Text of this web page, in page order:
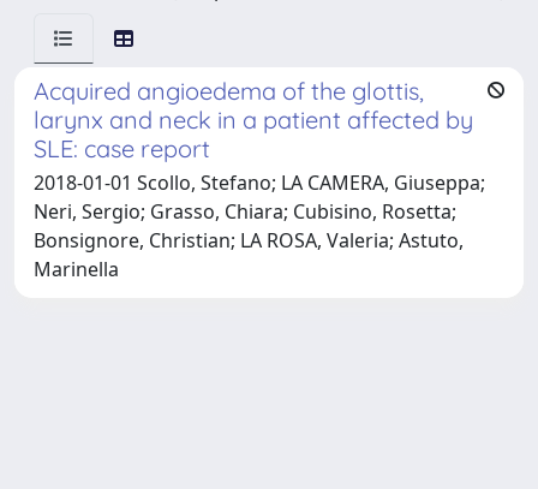
Acquired angioedema of the glottis,
larynx and neck in a patient affected by
SLE: case report
2018-01-01 Scollo, Stefano; LA CAMERA, Giuseppa;
Neri, Sergio; Grasso, Chiara; Cubisino, Rosetta;
Bonsignore, Christian; LA ROSA, Valeria; Astuto,
Marinella